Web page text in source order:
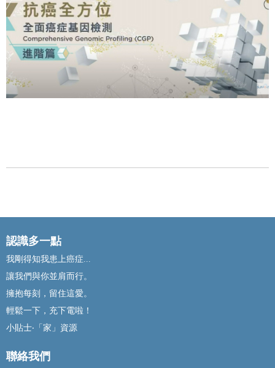
認識多一點
我剛得知我患上癌症...
讓我們與你並肩而行。
擁抱每刻，留住這愛。
輕鬆一下，充下電啦！
小貼士‧「家」資源
聯絡我們